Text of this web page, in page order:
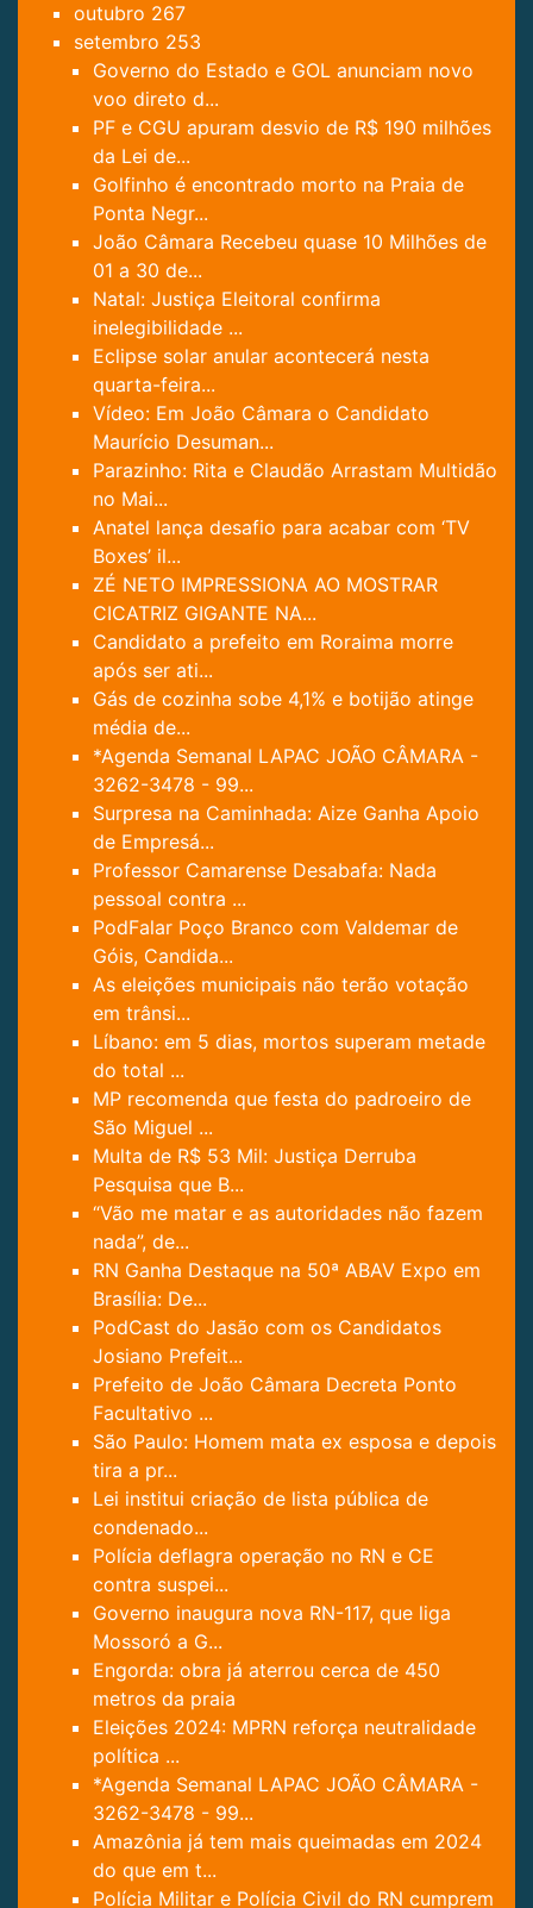
outubro 267
setembro 253
Governo do Estado e GOL anunciam novo
voo direto d...
PF e CGU apuram desvio de R$ 190 milhões
da Lei de...
Golfinho é encontrado morto na Praia de
Ponta Negr...
João Câmara Recebeu quase 10 Milhões de
01 a 30 de...
Natal: Justiça Eleitoral confirma
inelegibilidade ...
Eclipse solar anular acontecerá nesta
quarta-feira...
Vídeo: Em João Câmara o Candidato
Maurício Desuman...
Parazinho: Rita e Claudão Arrastam Multidão
no Mai...
Anatel lança desafio para acabar com ‘TV
Boxes’ il...
ZÉ NETO IMPRESSIONA AO MOSTRAR
CICATRIZ GIGANTE NA...
Candidato a prefeito em Roraima morre
após ser ati...
Gás de cozinha sobe 4,1% e botijão atinge
média de...
*Agenda Semanal LAPAC JOÃO CÂMARA -
3262-3478 - 99...
Surpresa na Caminhada: Aize Ganha Apoio
de Empresá...
Professor Camarense Desabafa: Nada
pessoal contra ...
PodFalar Poço Branco com Valdemar de
Góis, Candida...
As eleições municipais não terão votação
em trânsi...
Líbano: em 5 dias, mortos superam metade
do total ...
MP recomenda que festa do padroeiro de
São Miguel ...
Multa de R$ 53 Mil: Justiça Derruba
Pesquisa que B...
“Vão me matar e as autoridades não fazem
nada”, de...
RN Ganha Destaque na 50ª ABAV Expo em
Brasília: De...
PodCast do Jasão com os Candidatos
Josiano Prefeit...
Prefeito de João Câmara Decreta Ponto
Facultativo ...
São Paulo: Homem mata ex esposa e depois
tira a pr...
Lei institui criação de lista pública de
condenado...
Polícia deflagra operação no RN e CE
contra suspei...
Governo inaugura nova RN-117, que liga
Mossoró a G...
Engorda: obra já aterrou cerca de 450
metros da praia
Eleições 2024: MPRN reforça neutralidade
política ...
*Agenda Semanal LAPAC JOÃO CÂMARA -
3262-3478 - 99...
Amazônia já tem mais queimadas em 2024
do que em t...
Polícia Militar e Polícia Civil do RN cumprem